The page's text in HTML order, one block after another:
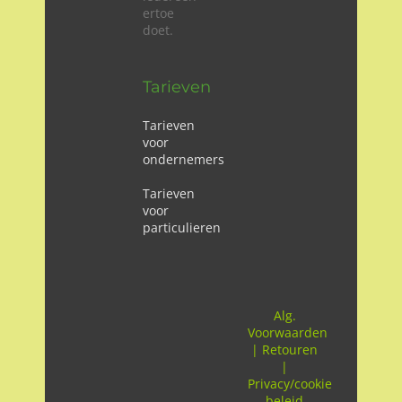
ertoe
doet.
Tarieven
Tarieven
voor
ondernemers
Tarieven
voor
particulieren
Alg.
Voorwaarden
| Retouren
|
Privacy/cookie